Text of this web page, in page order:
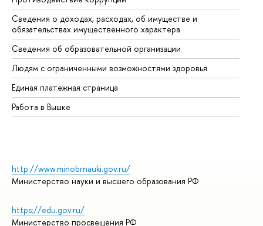
Сведения о доходах, расходах, об имуществе и
обязательствах имущественного характера
Сведения об образовательной организации
Людям с ограниченными возможностями здоровья
Единая платежная страница
Работа в Вышке
http://www.minobrnauki.gov.ru/
Министерство науки и высшего образования РФ
https://edu.gov.ru/
Министерство просвещения РФ